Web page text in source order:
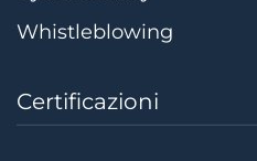
Whistleblowing
Certificazioni